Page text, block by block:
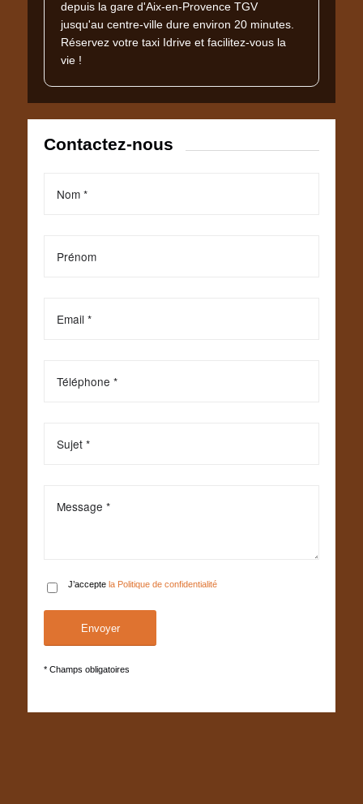
depuis la gare d'Aix-en-Provence TGV
jusqu'au centre-ville dure environ 20 minutes.
Réservez votre taxi Idrive et facilitez-vous la
vie !
Contactez-nous
J’accepte la Politique de confidentialité
* Champs obligatoires